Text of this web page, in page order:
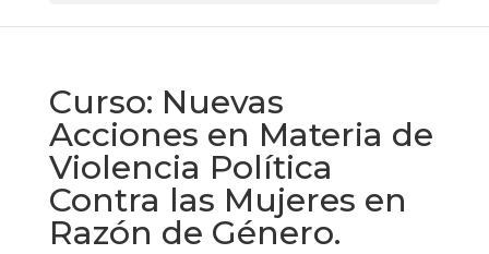
Curso: Nuevas
Acciones en Materia de
Violencia Política
Contra las Mujeres en
Razón de Género.